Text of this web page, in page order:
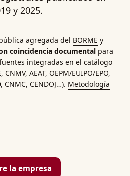
y 2025.
agregada del BORME y
coincidencia documental para
integradas en el catálogo
, CNMV, AEAT, OEPM/EUIPO/EPO,
, CNMC, CENDOJ…). Metodología
la empresa